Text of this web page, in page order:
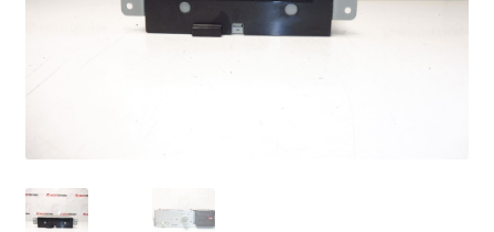
Politique de confidentialité
Procédure de Réclamation